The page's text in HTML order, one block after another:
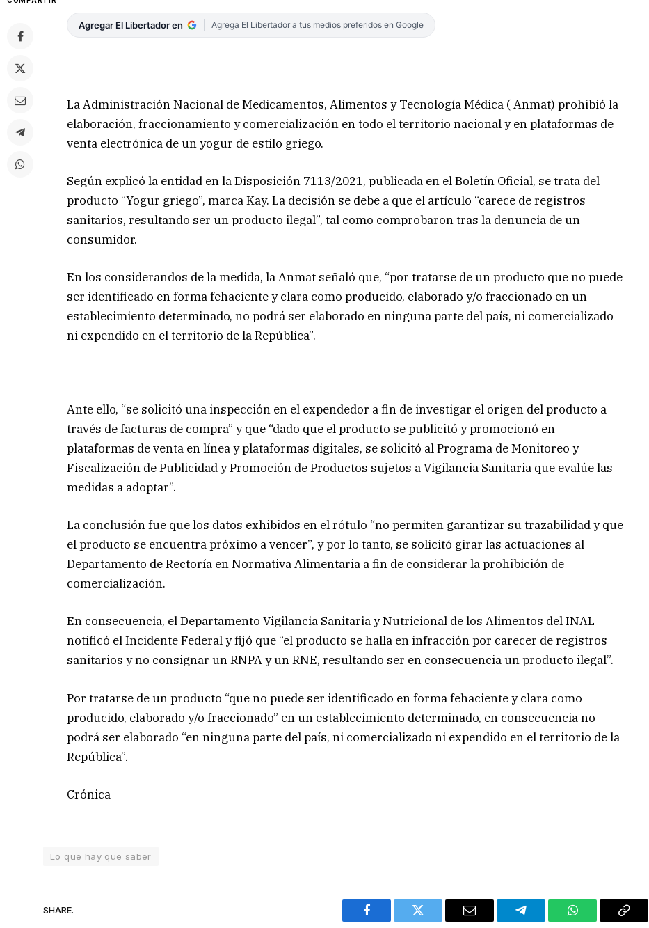
Agregar El Libertador en Agrega El Libertador a tus medios preferidos en Google
La Administración Nacional de Medicamentos, Alimentos y Tecnología Médica ( Anmat) prohibió la
elaboración, fraccionamiento y comercialización en todo el territorio nacional y en plataformas de
venta electrónica de un yogur de estilo griego.
Según explicó la entidad en la Disposición 7113/2021, publicada en el Boletín Oficial, se trata del
producto “Yogur griego”, marca Kay. La decisión se debe a que el artículo “carece de registros
sanitarios, resultando ser un producto ilegal”, tal como comprobaron tras la denuncia de un
consumidor.
En los considerandos de la medida, la Anmat señaló que, “por tratarse de un producto que no puede
ser identificado en forma fehaciente y clara como producido, elaborado y/o fraccionado en un
establecimiento determinado, no podrá ser elaborado en ninguna parte del país, ni comercializado
ni expendido en el territorio de la República”.
Ante ello, “se solicitó una inspección en el expendedor a fin de investigar el origen del producto a
través de facturas de compra” y que “dado que el producto se publicitó y promocionó en
plataformas de venta en línea y plataformas digitales, se solicitó al Programa de Monitoreo y
Fiscalización de Publicidad y Promoción de Productos sujetos a Vigilancia Sanitaria que evalúe las
medidas a adoptar”.
La conclusión fue que los datos exhibidos en el rótulo “no permiten garantizar su trazabilidad y que
el producto se encuentra próximo a vencer”, y por lo tanto, se solicitó girar las actuaciones al
Departamento de Rectoría en Normativa Alimentaria a fin de considerar la prohibición de
comercialización.
En consecuencia, el Departamento Vigilancia Sanitaria y Nutricional de los Alimentos del INAL
notificó el Incidente Federal y fijó que “el producto se halla en infracción por carecer de registros
sanitarios y no consignar un RNPA y un RNE, resultando ser en consecuencia un producto ilegal”.
Por tratarse de un producto “que no puede ser identificado en forma fehaciente y clara como
producido, elaborado y/o fraccionado” en un establecimiento determinado, en consecuencia no
podrá ser elaborado “en ninguna parte del país, ni comercializado ni expendido en el territorio de la
República”.
Crónica
Lo que hay que saber
SHARE.
Facebook Twitter Email Telegram WhatsAppCopy